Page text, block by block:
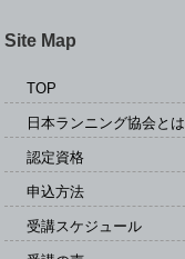
Site Map
TOP
日本ランニング協会とは
認定資格
申込方法
受講スケジュール